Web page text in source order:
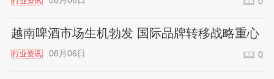
越南啤酒市场生机勃发 国际品牌转移战略重心
行业资讯 08月06日 0